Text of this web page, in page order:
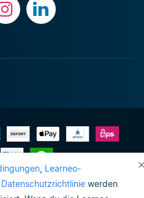
, Learneo-
Datenschutzrichtlinie werden